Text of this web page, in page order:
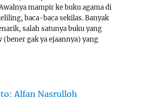
mampir ke buku agama di
baca-baca sekilas. Banyak
salah satunya buku yang
(bener gak ya ejaannya) yang